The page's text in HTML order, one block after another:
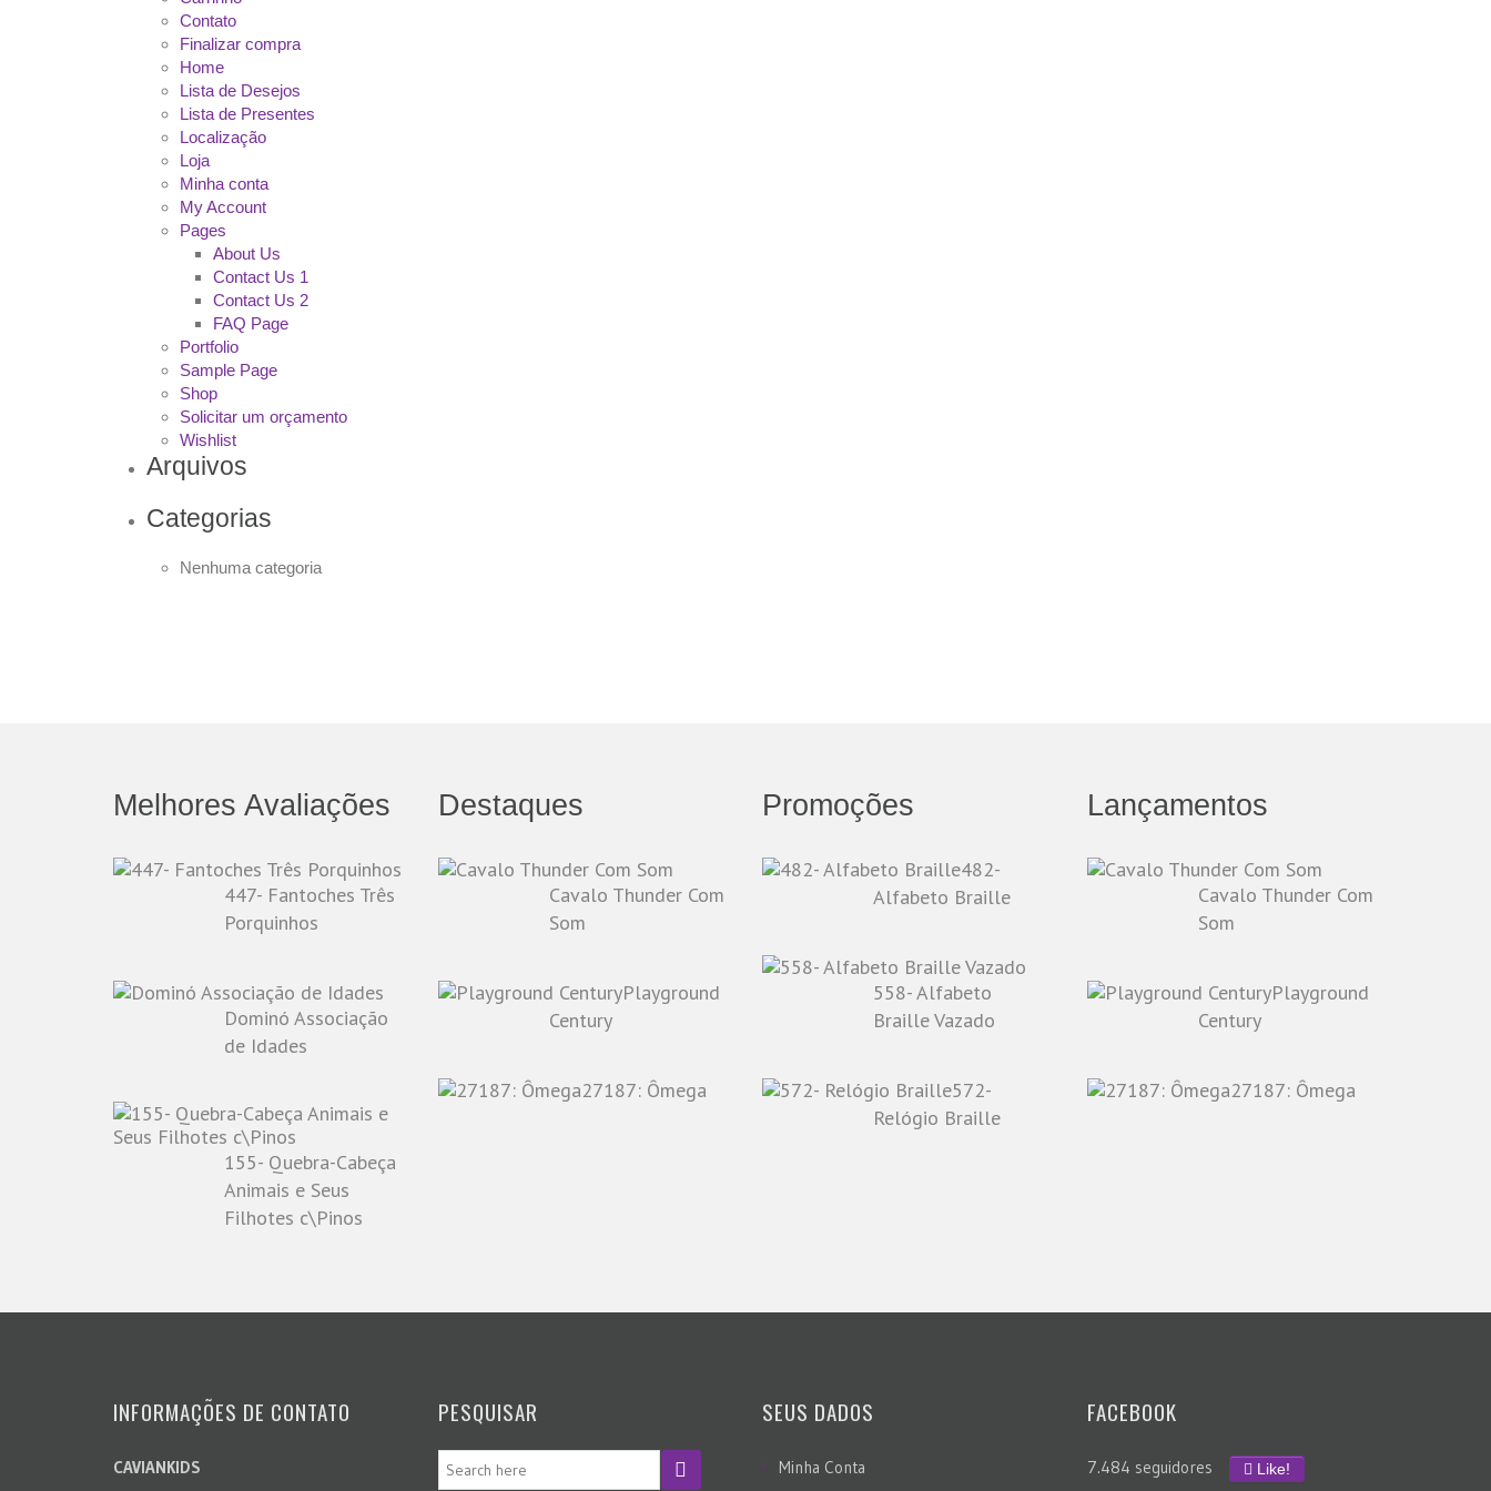
Contato
Finalizar compra
Home
Lista de Desejos
Lista de Presentes
Localização
Loja
Minha conta
My Account
Pages
About Us
Contact Us 1
Contact Us 2
FAQ Page
Portfolio
Sample Page
Shop
Solicitar um orçamento
Wishlist
Arquivos
Categorias
Nenhuma categoria
Melhores Avaliações
447- Fantoches Três
Porquinhos
Dominó Associação
de Idades
155- Quebra-Cabeça
Animais e Seus
Filhotes c\Pinos
Destaques
Cavalo Thunder Com
Som
Playground
Century
27187: Ômega
Promoções
482-
Alfabeto Braille
558- Alfabeto
Braille Vazado
572-
Relógio Braille
Lançamentos
Cavalo Thunder Com
Som
Playground
Century
27187: Ômega
INFORMAÇÕES DE CONTATO
CAVIANKIDS
PESQUISAR SEUS DADOS
Minha Conta
FACEBOOK
7.484 seguidores Like!